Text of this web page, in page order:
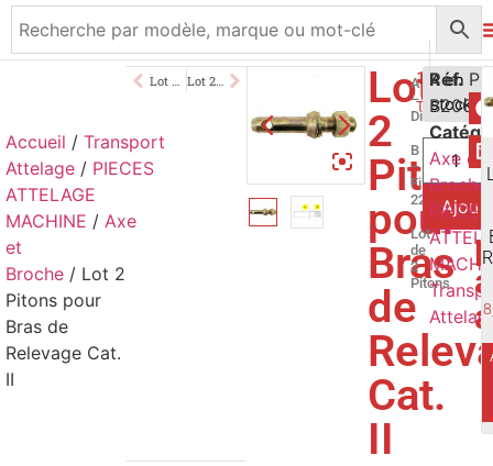
Accueil / Transport
Attelage / PIECES
ATTELAGE
MACHINE / Axe
et
Broche / Lot 2
Pitons pour
Bras de
Relevage Cat.
II
Lot 2 Pitons pour Bras de Relevage Cat.II
Lot
2
Pitons
pour
Bras
de
Cat.
II
A
–
Diamètre
B
–
Filetage
22mm
Lot
de
2
Pitons
11,00 €
TTC
4 en
stock
Réf.
B2004
Axe et
Broche,
PIECES